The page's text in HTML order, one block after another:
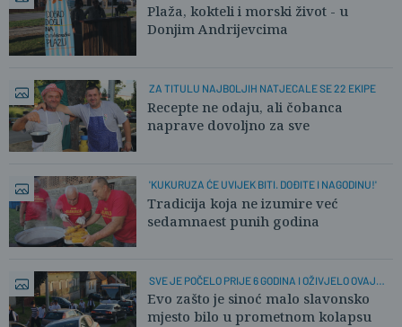
Plaža, kokteli i morski život - u
Donjim Andrijevcima
ZA TITULU NAJBOLJIH NATJECALE SE 22 EKIPE
Recepte ne odaju, ali čobanca
naprave dovoljno za sve
'KUKURUZA ĆE UVIJEK BITI. DOĐITE I NAGODINU!'
Tradicija koja ne izumire već
sedamnaest punih godina
SVE JE POČELO PRIJE 6 GODINA I OŽIVJELO OVAJ
KRAJ
Evo zašto je sinoć malo slavonsko
mjesto bilo u prometnom kolapsu